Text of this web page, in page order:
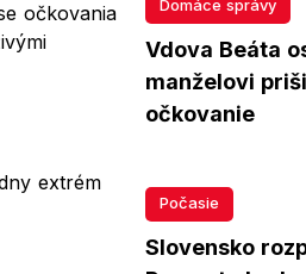
Domáce správy
Vdova Beáta
manželovi
očkovanie
Počasie
Slovensko